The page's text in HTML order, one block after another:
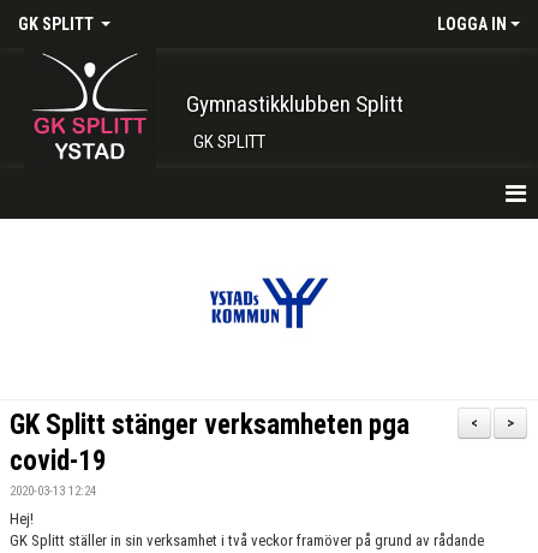
GK SPLITT LOGGA IN
Gymnastikklubben Splitt
GK SPLITT
INTRESSEANMÄLAN
>
<
GK Splitt stänger verksamheten pga
covid-19
2020-03-13 12:24
Hej!
GK Splitt ställer in sin verksamhet i två veckor framöver på grund av rådande